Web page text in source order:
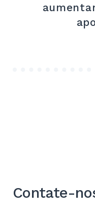
Contate-